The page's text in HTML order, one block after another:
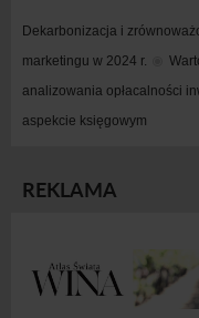
Dekarbonizacja i
marketingu w 2024 r.
analizowania opłacalności
aspekcie księgowym
REKLAMA